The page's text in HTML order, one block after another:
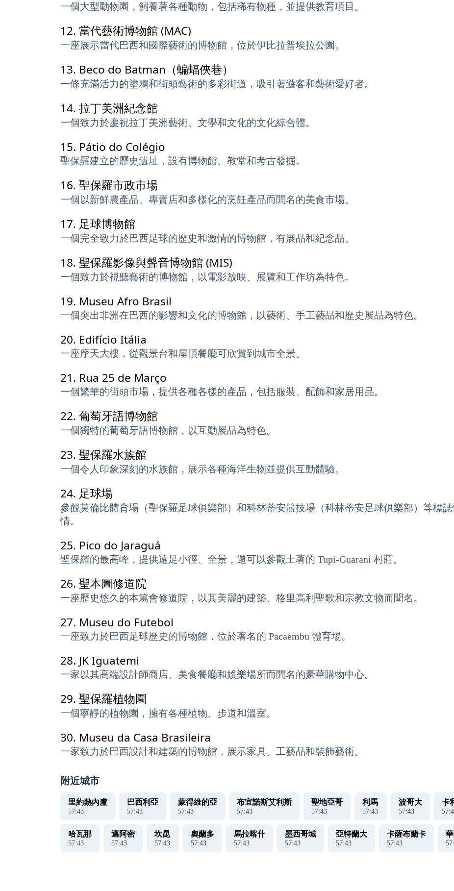
一個大型動物園，飼養著各種動物，包括稀有物種，並提供教育項目。
12. 當代藝術博物館 (MAC)
一座展示當代巴西和國際藝術的博物館，位於伊比拉普埃拉公園。
13. Beco do Batman（蝙蝠俠巷）
一條充滿活力的塗鴉和街頭藝術的多彩街道，吸引著遊客和藝術愛好者。
14. 拉丁美洲紀念館
一個致力於慶祝拉丁美洲藝術、文學和文化的文化綜合體。
15. Pátio do Colégio
聖保羅建立的歷史遺址，設有博物館、教堂和考古發掘。
16. 聖保羅市政市場
一個以新鮮農產品、專賣店和多樣化的烹飪產品而聞名的美食市場。
17. 足球博物館
一個完全致力於巴西足球的歷史和激情的博物館，有展品和紀念品。
18. 聖保羅影像與聲音博物館 (MIS)
一個致力於視聽藝術的博物館，以電影放映、展覽和工作坊為特色。
19. Museu Afro Brasil
一個突出非洲在巴西的影響和文化的博物館，以藝術、手工藝品和歷史展品為特色。
20. Edifício Itália
一座摩天大樓，從觀景台和屋頂餐廳可欣賞到城市全景。
21. Rua 25 de Março
一個繁華的街頭市場，提供各種各樣的產品，包括服裝、配飾和家居用品。
22. 葡萄牙語博物館
一個獨特的葡萄牙語博物館，以互動展品為特色。
23. 聖保羅水族館
一個令人印象深刻的水族館，展示各種海洋生物並提供互動體驗。
24. 足球場
參觀莫倫比體育場（聖保羅足球俱樂部）和科林蒂安競技場（科林蒂安足球俱樂部）等標
情。
25. Pico do Jaraguá
聖保羅的最高峰，提供遠足小徑、全景，還可以參觀土著的 Tupi-Guarani 村莊。
26. 聖本圖修道院
一座歷史悠久的本篤會修道院，以其美麗的建築、格里高利聖歌和宗教文物而聞名。
27. Museu do Futebol
一座致力於巴西足球歷史的博物館，位於著名的 Pacaembu 體育場。
28. JK Iguatemi
一家以其高端設計師商店、美食餐廳和娛樂場所而聞名的豪華購物中心。
29. 聖保羅植物園
一個寧靜的植物園，擁有各種植物、步道和溫室。
30. Museu da Casa Brasileira
一家致力於巴西設計和建築的博物館，展示家具、工藝品和裝飾藝術。
附近城市
里約熱內盧
57:43
巴西利亞
57:43
蒙得維的亞
57:43
布宜諾斯艾利斯
57:43
聖地亞哥
57:43
利馬
57:43
波哥大
57:43
卡
57:
哈瓦那
57:43
邁阿密
57:43
坎昆
57:43
奧蘭多
57:43
馬拉喀什
57:43
墨西哥城
57:43
亞特蘭大
57:43
卡薩布蘭卡
57:43 57: